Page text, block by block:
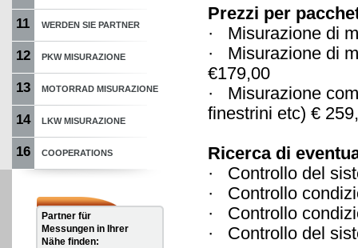
11 WERDEN SIE PARTNER
12 PKW MISURAZIONE
13 MOTORRAD MISURAZIONE
14 LKW MISURAZIONE
16 COOPERATIONS
Partner für
Messungen in Ihrer
Nähe finden:
Prezzi per
·
· Misurazione di
€179,00
· Misurazione
finestrini etc) €
Ricerca di
· Controllo
· Controllo
· Controllo
· Controllo